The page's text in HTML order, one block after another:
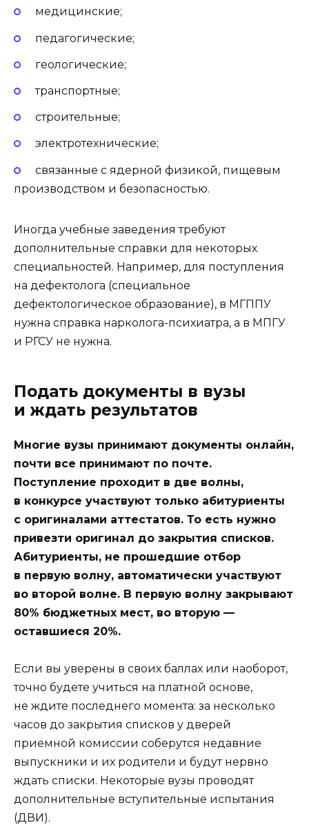
медицинские;
педагогические;
геологические;
транспортные;
строительные;
электротехнические;
связанные с ядерной физикой, пищевым
производством и безопасностью.
Иногда учебные заведения требуют
дополнительные справки для некоторых
специальностей. Например, для поступления
на дефектолога (специальное
дефектологическое образование), в МГППУ
нужна справка нарколога-психиатра, а в МПГУ
и РГСУ не нужна.
Подать документы в вузы
и ждать результатов
Многие вузы принимают документы онлайн,
почти все принимают по почте.
Поступление проходит в две волны,
в конкурсе участвуют только абитуриенты
с оригиналами аттестатов. То есть нужно
привезти оригинал до закрытия списков.
Абитуриенты, не прошедшие отбор
в первую волну, автоматически участвуют
во второй волне. В первую волну закрывают
80% бюджетных мест, во вторую —
оставшиеся 20%.
Если вы уверены в своих баллах или наоборот,
точно будете учиться на платной основе,
не ждите последнего момента: за несколько
часов до закрытия списков у дверей
приемной комиссии соберутся недавние
выпускники и их родители и будут нервно
ждать списки. Некоторые вузы проводят
дополнительные вступительные испытания
(ДВИ).